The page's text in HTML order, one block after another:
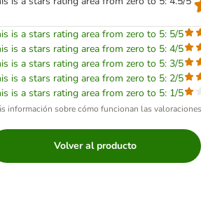
is a stars rating area from zero to 5: 5/5
is a stars rating area from zero to 5: 4/5
is a stars rating area from zero to 5: 3/5
is a stars rating area from zero to 5: 2/5
is a stars rating area from zero to 5: 1/5
información sobre cómo funcionan las valoraciones
Volver al producto